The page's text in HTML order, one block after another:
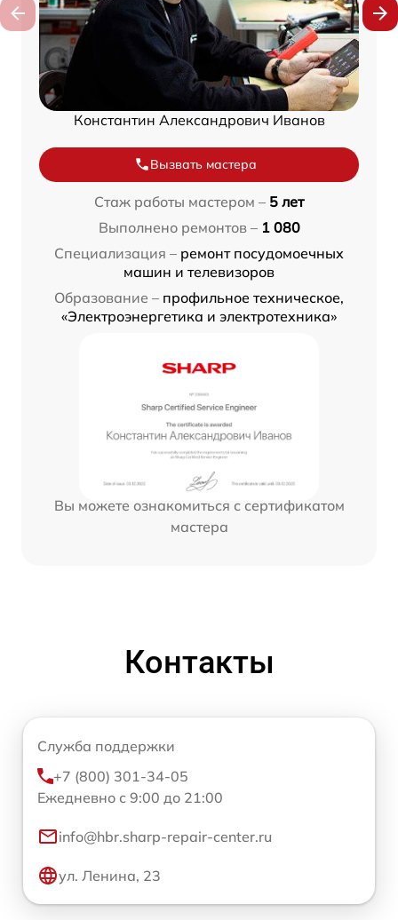
Константин Александрович Иванов
Вызвать мастера
Стаж работы мастером – 5 лет
Выполнено ремонтов – 1 080
Специализация – ремонт посудомоечных
машин и телевизоров
Образование – профильное техническое,
«Электроэнергетика и электротехника»
Вы можете ознакомиться с сертификатом
мастера
Контакты
Служба поддержки
+7 (800) 301-34-05
Ежедневно с 9:00 до 21:00
info@hbr.sharp-repair-center.ru
ул. Ленина, 23